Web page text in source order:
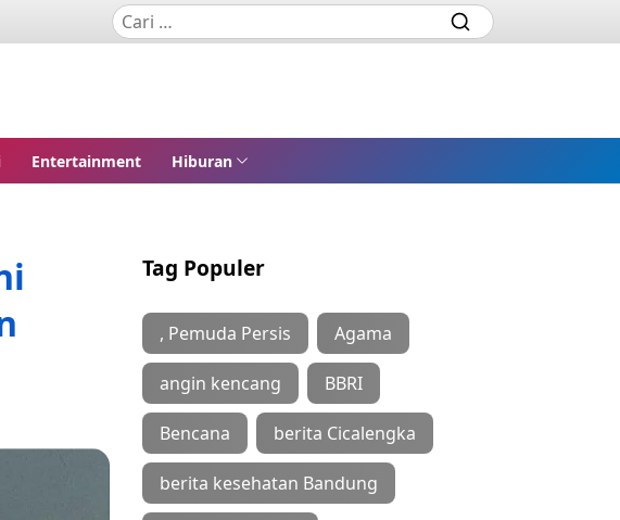
Entertainment Hiburan
Tag Populer
, Pemuda Persis Agama
angin kencang BBRI
Bencana berita Cicalengka
berita kesehatan Bandung